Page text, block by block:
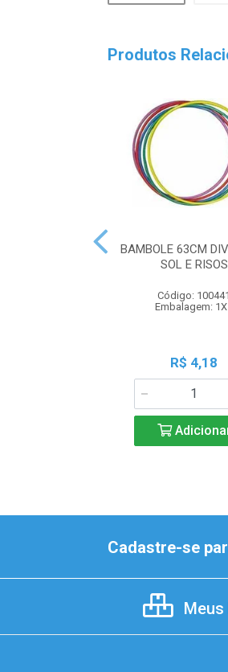
Produtos
BAMBOLE 63CM
SOL E RISOS
Código: 100441
Embalagem:
R$ 4,18
Cadastre-se